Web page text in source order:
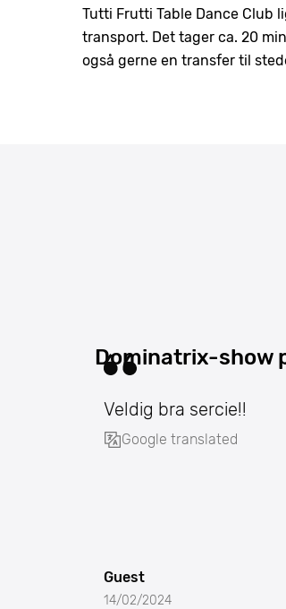
Tutti Frutti Table Dance Club
transport. Det tager ca. 20
også gerne en transfer til
Dominatrix-show
Veldig bra sercie!!
Google translated
Guest
14/02/2024